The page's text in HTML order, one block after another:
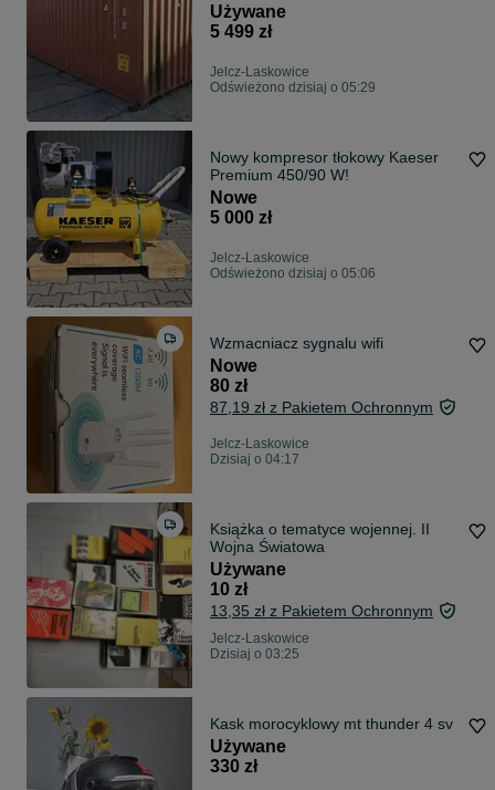
Używane
5 499 zł
Jelcz-Laskowice
Odświeżono dzisiaj o 05:29
Nowy kompresor tłokowy Kaeser
Premium 450/90 W!
Nowe
5 000 zł
Jelcz-Laskowice
Odświeżono dzisiaj o 05:06
Wzmacniacz sygnalu wifi
Nowe
80 zł
87,19 zł z Pakietem Ochronnym
Jelcz-Laskowice
Dzisiaj o 04:17
Książka o tematyce wojennej. II
Wojna Światowa
Używane
10 zł
13,35 zł z Pakietem Ochronnym
Jelcz-Laskowice
Dzisiaj o 03:25
Kask morocyklowy mt thunder 4 sv
Używane
330 zł